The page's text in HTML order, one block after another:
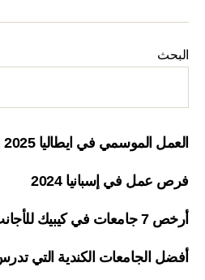
البحث
العمل الموسمي في ايطاليا 2025 | قانون ديكريتو فلوسي
فرص عمل في إسبانيا 2024
أرخص 7 جامعات في كيبيك للأجانب 2024
أفضل الجامعات الكندية التي تدرس